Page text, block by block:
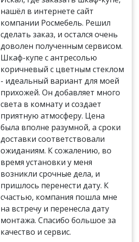
нашёл в интернете сайт
компании Росмебель. Решил
сделать заказ, и остался очень
доволен полученным сервисом.
Шкаф-купе с антресолью
коричневый с цветным стеклом
- идеальный вариант для моей
прихожей. Он добавляет много
света в комнату и создает
приятную атмосферу. Цена
была вполне разумной, а сроки
доставки соответствовали
ожиданиям. К сожалению, во
время установки у меня
возникли срочные дела, и
пришлось перенести дату. К
счастью, компания пошла мне
на встречу и перенесла дату
монтажа. Спасибо большое за
качество и сервис.